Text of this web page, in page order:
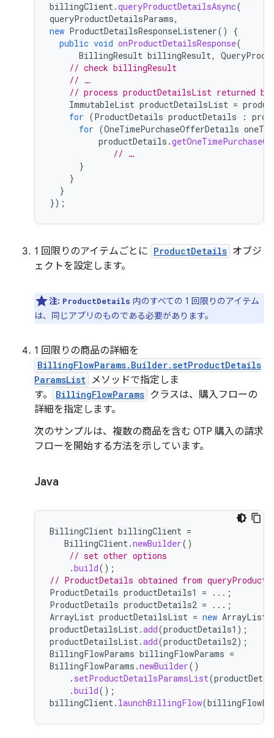
billingClient.queryProductDetailsAsync(
queryProductDetailsParams,
new ProductDetailsResponseListener()
{
public void onProductDetailsResponse(
BillingResult billingResult,
// check billingResult
// …
// process productDetailsList returned by
ImmutableList productDetailsList =
for (ProductDetails productDetails :
for (OneTimePurchaseOfferDetails
productDetails .
// …
}
}
}
});
1 回限りのアイテムごとに ProductDetails オブジ
ェクトを設定します。
注: ProductDetails 内のすべての 1 回限りのアイテム
は、同じアプリのものである必要があります。
1 回限りの商品の詳細を
BillingFlowParams.Builder.setProductDetails
ParamsList メソッドで指定しま
す。
BillingFlowParams クラスは、購入フローの
詳細を指定します。
次のサンプルは、複数の商品を含む OTP 購入の請求
フローを開始する方法を示しています。
Java
BillingClient billingClient =
BillingClient.newBuilder()
// set other options
.build();
// ProductDetails obtained from
ProductDetails productDetails1 =
...;
ProductDetails productDetails2 =
...;
ArrayList productDetailsList = new ArrayList
productDetailsList.add(productDetails1 );
productDetailsList.add(productDetails2);
BillingFlowParams billingFlowParams =
BillingFlowParams .newBuilder()
. setProductDetailsParamsList(
.build();
billingClient. launchBillingFlow(